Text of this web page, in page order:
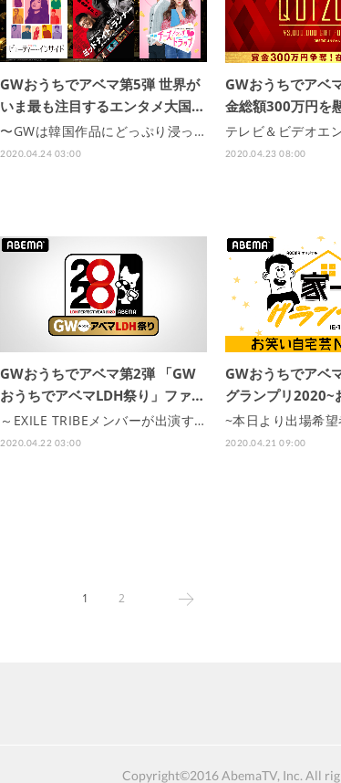
GWおうちでアベマ第5弾 世界が
いま最も注目するエンタメ大国…
〜GWは韓国作品にどっぷり浸っ…
2020.04.24 03:00
GWおうちでアベ
金総額300万円を
テレビ＆ビデオエ
2020.04.23 08:00
GWおうちでアベマ第2弾 「GW
おうちでアベマLDH祭り」ファ…
～EXILE TRIBEメンバーが出演す…
2020.04.22 03:00
GWおうちでアベ
グランプリ2020~
~本日より出場希
2020.04.21 09:00
1 2
Copyright©2016 AbemaTV, Inc. All